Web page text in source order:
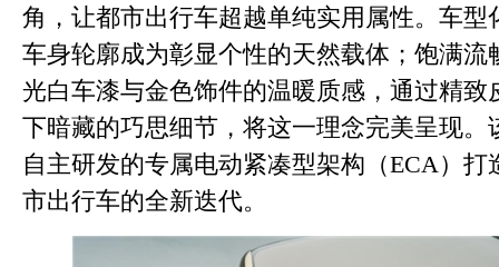
角，让都市出行车超越单纯实用属性。车型
车身轮廓成为彰显个性的天然载体；饱满流
光白车漆与金色饰件的温暖质感，通过精致
下暗藏的巧思细节，将这一理念完美呈现。
自主研发的专属电动紧凑型架构（ECA）
市出行车的全新迭代。